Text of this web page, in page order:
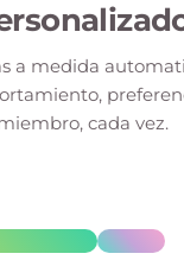
a medida
cada vez.